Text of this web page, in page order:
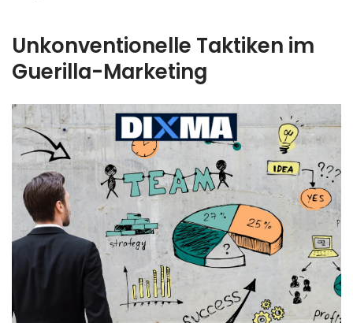
Unkonventionelle Taktiken im
Guerilla-Marketing